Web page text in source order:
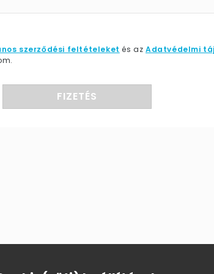
szerződési feltételeket és azAdatvédelmi
FIZETÉS